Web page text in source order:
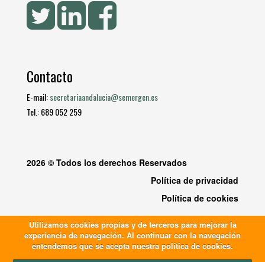
Contacto
E-mail:secretariaandalucia@semergen.es
Tel.: 689 052 259
2026 © Todos los derechos Reservados
Política de privacidad
Política de cookies
Utilizamos cookies propias y de terceros para mejorar la
experiencia de navegación. Al continuar con la navegación
entendemos que se acepta nuestra política de cookies.